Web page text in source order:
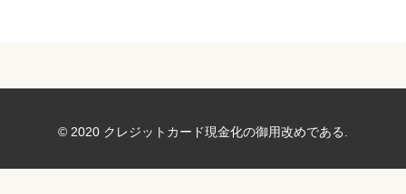
© 2020 クレジットカード現金化の御用改めである.